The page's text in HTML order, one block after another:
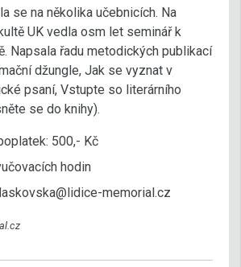
se na několika učebnicích. Na
UK vedla osm let seminář k
Napsala řadu metodických publikací
džungle, Jak se vyznat v
psaní, Vstupte so literárního
se do knihy).
500,- Kč
hodin
memorial.cz